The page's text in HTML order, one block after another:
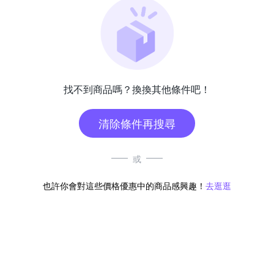
找不到商品嗎？換換其他條件吧！
清除條件再搜尋
或
也許你會對這些價格優惠中的商品感興趣！ 去逛逛